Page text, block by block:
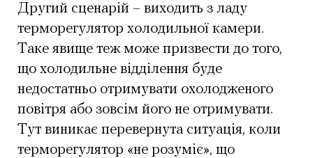
Другий сценарій – виходить з ладу
терморегулятор холодильної камери.
Таке явище теж може призвести до того,
що холодильне відділення буде
недостатньо отримувати охолодженого
повітря або зовсім його не отримувати.
Тут виникає перевернута ситуація, коли
терморегулятор «не розуміє», що